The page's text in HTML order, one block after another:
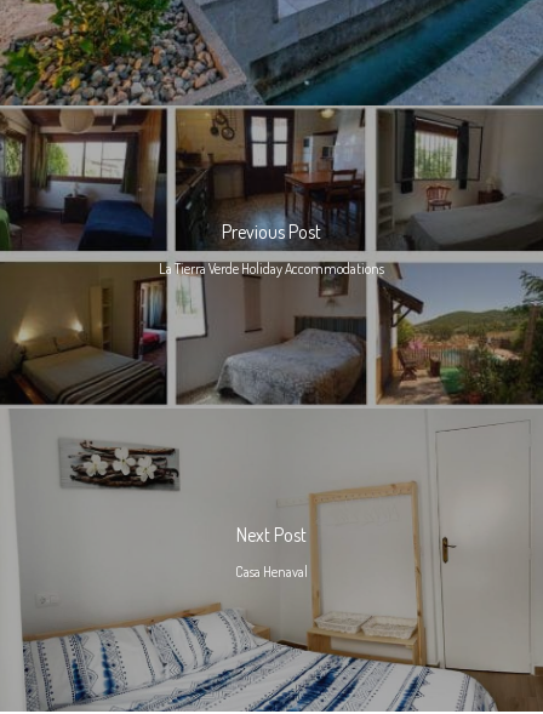
Previous Post
La Tierra Verde Holiday Accommodations
Next Post
Casa Henaval